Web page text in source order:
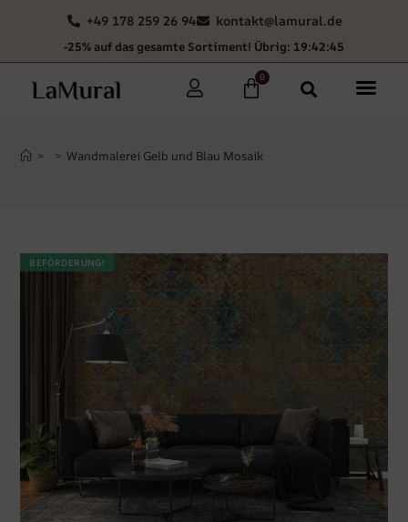
+49 178 259 26 94 kontakt@lamural.de
-25% auf das gesamte Sortiment! Übrig: 19:42:44
0
> > Wandmalerei Gelb und Blau Mosaik
BEFÖRDERUNG!